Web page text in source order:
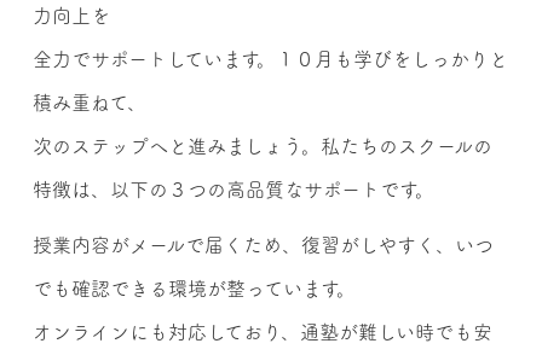
力向上を
全力でサポートしています。１０月も学びをしっかりと
積み重ねて、
次のステップへと進みましょう。私たちのスクールの
特徴は、以下の３つの高品質なサポートです。
授業内容がメールで届くため、復習がしやすく、いつ
でも確認できる環境が整っています。
オンラインにも対応しており、通塾が難しい時でも安